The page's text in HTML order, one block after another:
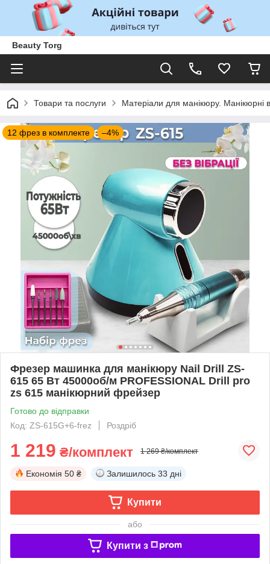
Beauty Torg
Товари та послуги Матеріали для манікюру. Манікюрні
12 фрез в комплекте –4%
Фрезер машинка для манікюру Nail Drill ZS-
615 65 Вт 45000об/м PROFESSIONAL Drill pro
zs 615 манікюрний фрейзер
Готово до відправки
Код: ZS-615G+6-frez
Роздріб
1 219 ₴/комплект 1 269 ₴/комплект
Економія 50 ₴ Залишилось 33 дні
Купити
або
Купити з